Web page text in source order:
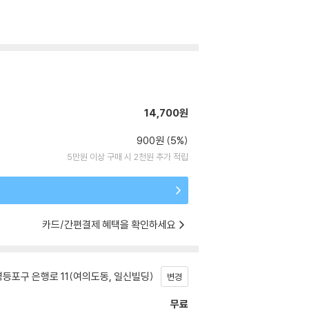
14,700원
900원 (5%)
5만원 이상 구매 시 2천원 추가 적립
카드/간편결제 혜택을 확인하세요
포구 은행로 11(여의도동, 일신빌딩) 변경
무료